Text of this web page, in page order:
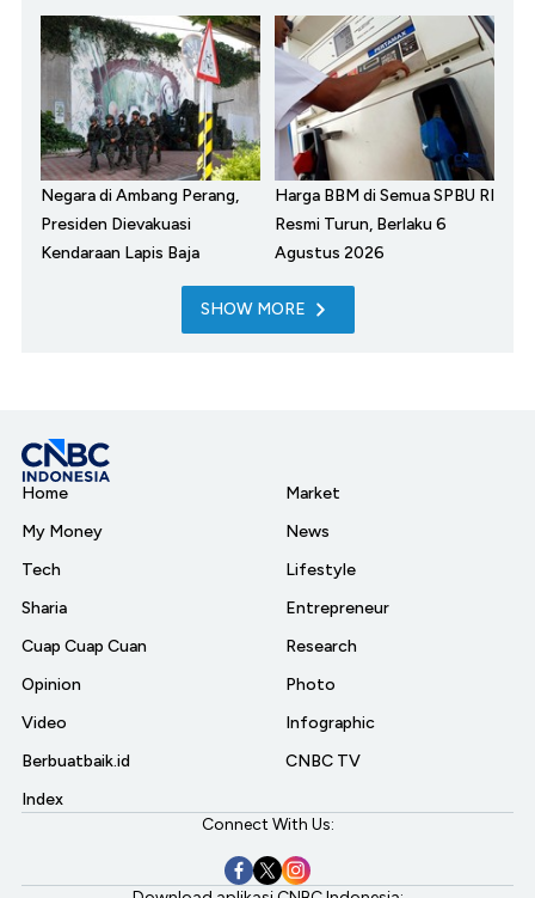
Negara di Ambang Perang,
Presiden Dievakuasi
Kendaraan Lapis Baja
Harga BBM di Semua SPBU RI
Resmi Turun, Berlaku 6
Agustus 2026
SHOW MORE
Home
My Money
Tech
Sharia
Cuap Cuap Cuan
Opinion
Video
Berbuatbaik.id
Index
Market
News
Lifestyle
Entrepreneur
Research
Photo
Infographic
CNBC TV
Connect With Us: